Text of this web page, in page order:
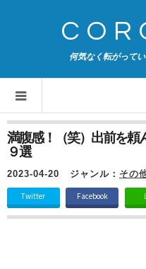
何気なく転がって
満腹感！（笑）出前を頼
９選
2023-04-20 ジャンル： その
Twitter Facebook